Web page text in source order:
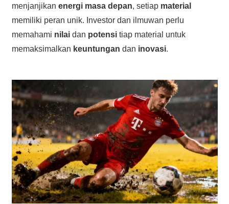
menjanjikan energi masa depan, setiap material
memiliki peran unik. Investor dan ilmuwan perlu
memahami nilaidan potensitiap material untuk
memaksimalkan keuntungan dan inovasi.